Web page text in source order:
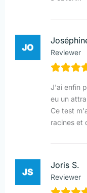
Reviewer
J'ai enfin
eu un
Ce test
racines et
Joris S.
Reviewer